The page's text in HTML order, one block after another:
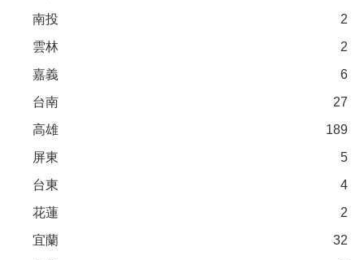
南投
2
雲林
2
嘉義
6
台南
27
高雄
189
屏東
5
台東
4
花蓮
2
宜蘭
32